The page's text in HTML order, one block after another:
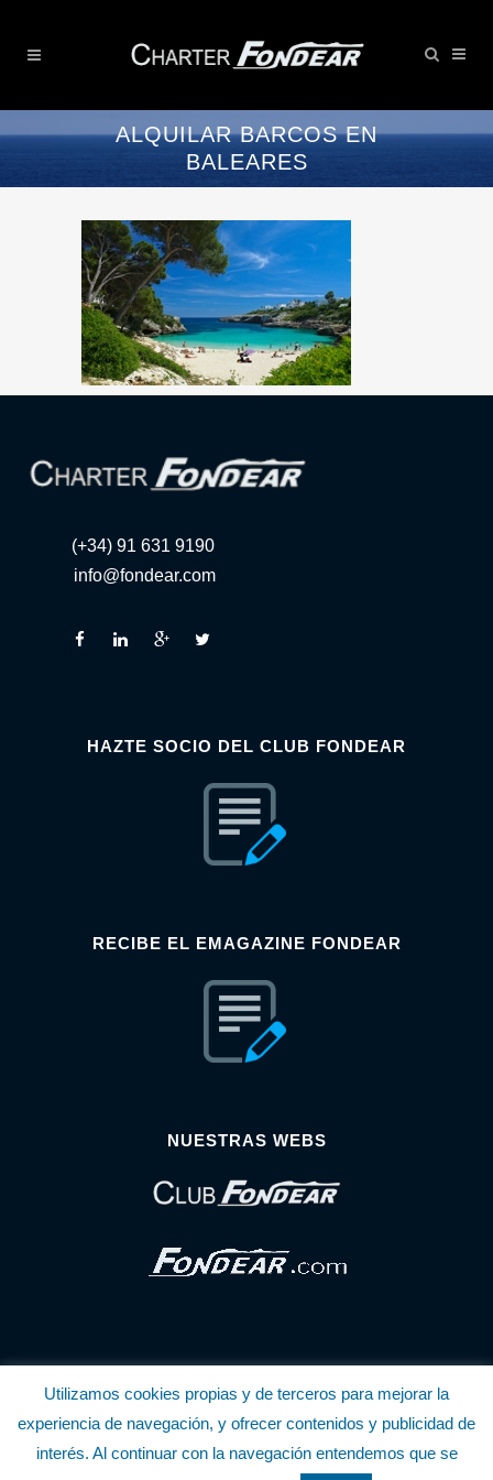
ALQUILAR BARCOS EN
BALEARES
(+34) 91 631 9190
info@fondear.com
HAZTE SOCIO DEL CLUB FONDEAR
RECIBE EL EMAGAZINE FONDEAR
NUESTRAS WEBS
© Copyright Fondear, S.L.
Aunque se consideran exactas, declinamos toda responsabilidad sobre la
Utilizamos cookies propias y de terceros para mejorar la
experiencia de navegación, y ofrecer contenidos y publicidad de
interés. Al continuar con la navegación entendemos que se